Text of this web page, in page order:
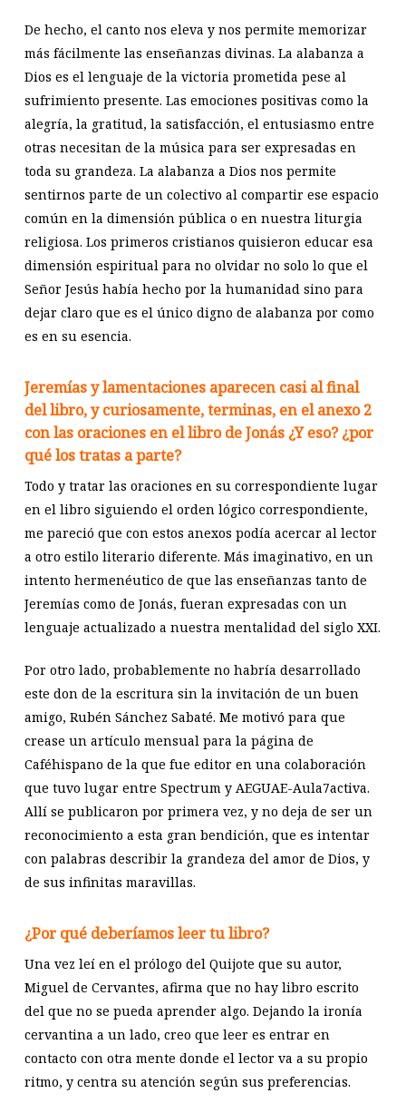
De hecho, el canto nos eleva y nos permite memorizar
más fácilmente las enseñanzas divinas. La alabanza a
Dios es el lenguaje de la victoria prometida pese al
sufrimiento presente. Las emociones positivas como la
alegría, la gratitud, la satisfacción, el entusiasmo entre
otras necesitan de la música para ser expresadas en
toda su grandeza. La alabanza a Dios nos permite
sentirnos parte de un colectivo al compartir ese espacio
común en la dimensión pública o en nuestra liturgia
religiosa. Los primeros cristianos quisieron educar esa
dimensión espiritual para no olvidar no solo lo que el
Señor Jesús había hecho por la humanidad sino para
dejar claro que es el único digno de alabanza por como
es en su esencia.
Jeremías y lamentaciones aparecen casi al final
del libro, y curiosamente, terminas, en el anexo 2
con las oraciones en el libro de Jonás ¿Y eso? ¿por
qué los tratas a parte?
Todo y tratar las oraciones en su correspondiente lugar
en el libro siguiendo el orden lógico correspondiente,
me pareció que con estos anexos podía acercar al lector
a otro estilo literario diferente. Más imaginativo, en un
intento hermenéutico de que las enseñanzas tanto de
Jeremías como de Jonás, fueran expresadas con un
lenguaje actualizado a nuestra mentalidad del siglo XXI.
Por otro lado, probablemente no habría desarrollado
este don de la escritura sin la invitación de un buen
amigo, Rubén Sánchez Sabaté. Me motivó para que
crease un artículo mensual para la página de
Caféhispano de la que fue editor en una colaboración
que tuvo lugar entre Spectrum y AEGUAE-Aula7activa.
Allí se publicaron por primera vez, y no deja de ser un
reconocimiento a esta gran bendición, que es intentar
con palabras describir la grandeza del amor de Dios, y
de sus infinitas maravillas.
¿Por qué deberíamos leer tu libro?
Una vez leí en el prólogo del Quijote que su autor,
Miguel de Cervantes, afirma que no hay libro escrito
del que no se pueda aprender algo. Dejando la ironía
cervantina a un lado, creo que leer es entrar en
contacto con otra mente donde el lector va a su propio
ritmo, y centra su atención según sus preferencias.